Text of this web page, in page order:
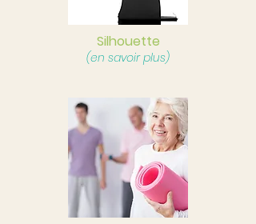
Silhouette
(en savoir plus)